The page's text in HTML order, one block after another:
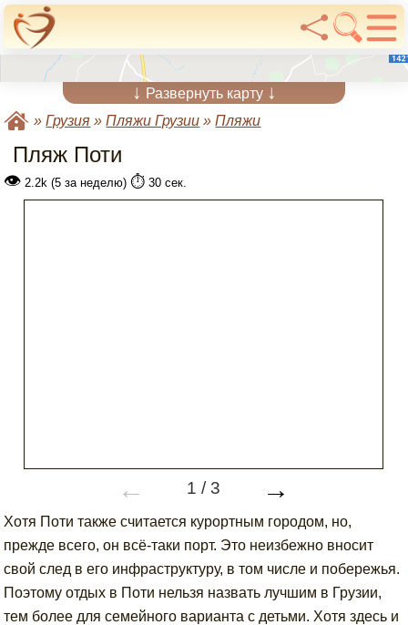
↓ Развернуть карту ↓
»Грузия »Пляжи Грузии »Пляжи
Пляж Поти
👁 2.2k (5 за неделю) ⏱️ 30 сек.
← 1 /3 →
Хотя Поти также считается курортным городом, но,
прежде всего, он всё-таки порт. Это неизбежно вносит
свой след в его инфраструктуру, в том числе и побережья.
Поэтому отдых в Поти нельзя назвать лучшим в Грузии,
тем более для семейного варианта с детьми. Хотя здесь и